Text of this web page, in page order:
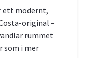
ett modernt,
original –
rummet
som i mer